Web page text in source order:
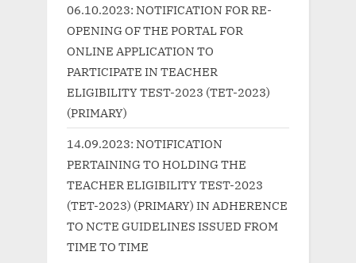
06.10.2023: NOTIFICATION FOR RE-
OPENING OF THE PORTAL FOR
ONLINE APPLICATION TO
PARTICIPATE IN TEACHER
ELIGIBILITY TEST-2023 (TET-2023)
(PRIMARY)
14.09.2023: NOTIFICATION
PERTAINING TO HOLDING THE
TEACHER ELIGIBILITY TEST-2023
(TET-2023) (PRIMARY) IN ADHERENCE
TO NCTE GUIDELINES ISSUED FROM
TIME TO TIME